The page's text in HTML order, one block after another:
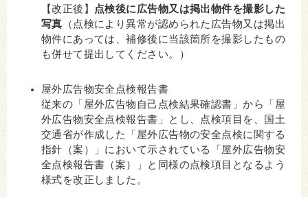
【改正後】
点検後に広告物又は掲出物件を撮影した
写真 （点検により異常が認められた広告物又は掲出
物件にあっては、補修後に当該箇所を撮影したもの
も併せて提出してください。）
屋外広告物安全点検報告書
従来の「屋外広告物自己点検結果確認書」から「屋
外広告物安全点検報告書」とし、点検項目を、国土
交通省が作成した「屋外広告物の安全点検に関する
指針（案）」において示されている「屋外広告物安
全点検報告書（案）」と同様の点検項目となるよう
様式を改正しました。